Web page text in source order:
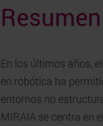
Resumen
En los últimos años,
en robótica ha
entornos no
MIRAIA se centra en